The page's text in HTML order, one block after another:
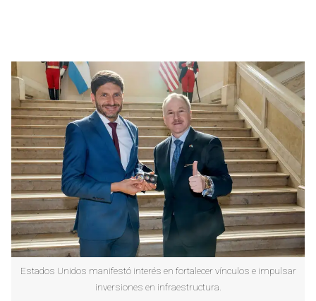
Estados Unidos manifestó interés en fortalecer vínculos e impulsar
inversiones en infraestructura.